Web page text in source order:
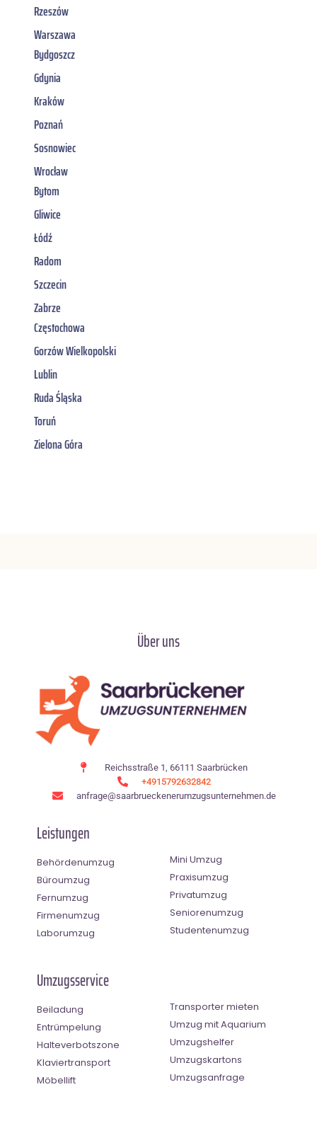
Rzeszów
Warszawa
Bydgoszcz
Gdynia
Kraków
Poznań
Sosnowiec
Wrocław
Bytom
Gliwice
Łódź
Radom
Szczecin
Zabrze
Częstochowa
Gorzów Wielkopolski
Lublin
Ruda Śląska
Toruń
Zielona Góra
Über uns
Reichsstraße 1, 66111 Saarbrücken
+4915792632842
anfrage@saarbrueckenerumzugsunternehmen.de
Leistungen
Behördenumzug
Büroumzug
Fernumzug
Firmenumzug
Laborumzug
Mini Umzug
Praxisumzug
Privatumzug
Seniorenumzug
Studentenumzug
Umzugsservice
Beiladung
Entrümpelung
Halteverbotszone
Klaviertransport
Möbellift
Transporter mieten
Umzug mit Aquarium
Umzugshelfer
Umzugskartons
Umzugsanfrage